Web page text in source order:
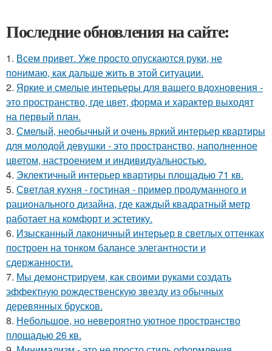
Последние обновления на сайте:
1. Всем привет. Уже просто опускаются руки, не
понимаю, как дальше жить в этой ситуации.
2. Яркие и смелые интерьеры для вашего вдохновения -
это пространство, где цвет, форма и характер выходят
на первый план.
3. Смелый, необычный и очень яркий интерьер квартиры
для молодой девушки - это пространство, наполненное
цветом, настроением и индивидуальностью.
4. Эклектичный интерьер квартиры площадью 71 кв.
5. Светлая кухня - гостиная - пример продуманного и
рационального дизайна, где каждый квадратный метр
работает на комфорт и эстетику.
6. Изысканный лаконичный интерьер в светлых оттенках
построен на тонком балансе элегантности и
сдержанности.
7. Мы демонстрируем, как своими руками создать
эффектную рождественскую звезду из обычных
деревянных брусков.
8. Небольшое, но невероятно уютное пространство
площадью 26 кв.